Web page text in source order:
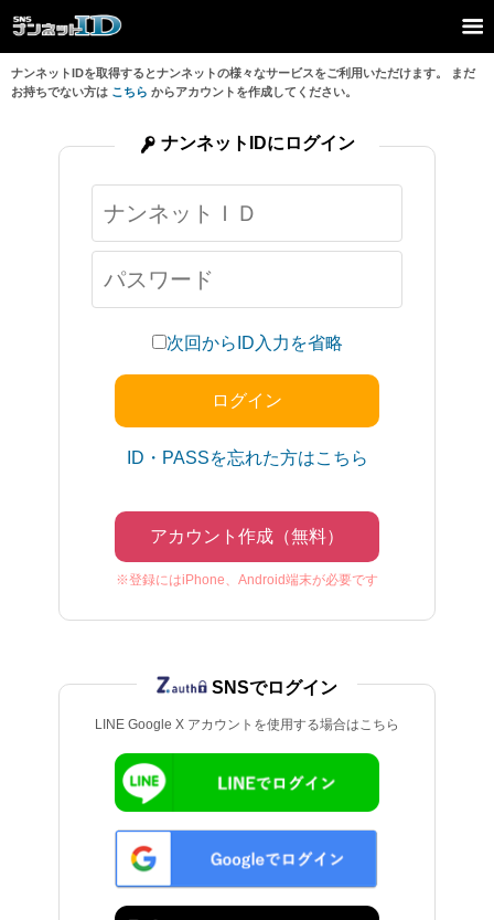
ナンネットIDを取得するとナンネットの様々なサービスをご利用いただけます。 まだ
お持ちでない方は こちら からアカウントを作成してください。
次回からID入力を省略
ID・PASSを忘れた方はこちら
アカウント作成（無料）
※登録にはiPhone、Android端末が必要です
ナンネットIDにログイン
LINE Google X アカウントを使用する場合はこちら
SNSでログイン